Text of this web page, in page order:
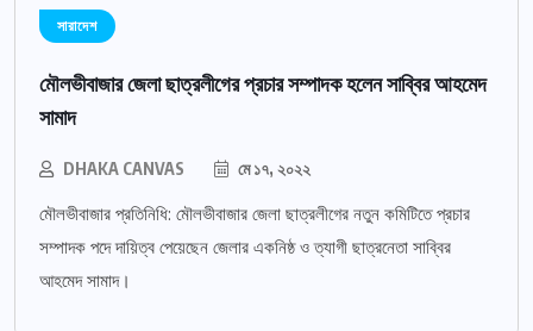
সারাদেশ
মৌলভীবাজার জেলা ছাত্রলীগের প্রচার সম্পাদক হলেন সাব্বির আহমেদ
সামাদ
DHAKA CANVAS মে ১৭, ২০২২
মৌলভীবাজার প্রতিনিধি: মৌলভীবাজার জেলা ছাত্রলীগের নতুন কমিটিতে প্রচার
সম্পাদক পদে দায়িত্ব পেয়েছেন জেলার একনিষ্ঠ ও ত্যাগী ছাত্রনেতা সাব্বির
আহমেদ সামাদ।